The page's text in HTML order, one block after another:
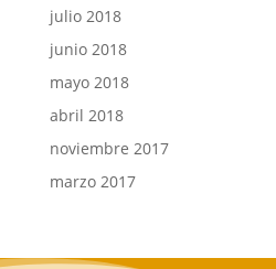
julio 2018
junio 2018
mayo 2018
abril 2018
noviembre 2017
marzo 2017